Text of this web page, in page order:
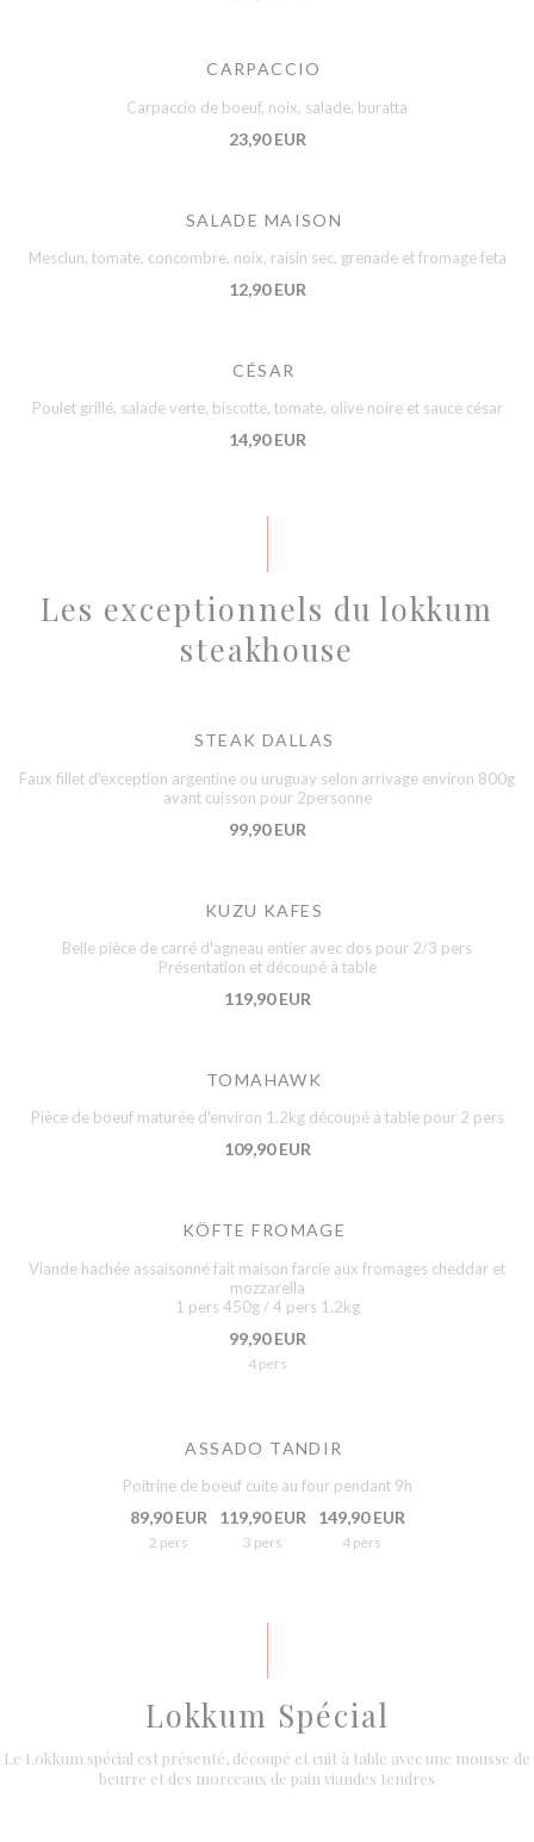
CARPACCIO
Carpaccio de boeuf, noix, salade, buratta
23,90 EUR
SALADE MAISON
Mesclun, tomate, concombre, noix, raisin sec, grenade et fromage feta
12,90 EUR
CÉSAR
Poulet grillé, salade verte, biscotte, tomate, olive noire et sauce césar
14,90 EUR
Les exceptionnels du lokkum
steakhouse
STEAK DALLAS
Faux fillet d'exception argentine ou uruguay selon arrivage environ 800g
avant cuisson pour 2personne
99,90 EUR
KUZU KAFES
Belle pièce de carré d'agneau entier avec dos pour 2/3 pers
Présentation et découpé à table
119,90 EUR
TOMAHAWK
Pièce de boeuf maturée d'environ 1.2kg découpé à table pour 2 pers
109,90 EUR
KÖFTE FROMAGE
Viande hachée assaisonné fait maison farcie aux fromages cheddar et
mozzarella
1 pers 450g / 4 pers 1.2kg
99,90 EUR
4 pers
ASSADO TANDIR
Poitrine de boeuf cuite au four pendant 9h
89,90 EUR
2 pers
119,90 EUR
3 pers
149,90 EUR
4 pers
Lokkum Spécial
Le Lokkum spécial est présenté, découpé et cuit à table avec une mousse de
beurre et des morceaux de pain viandes tendres